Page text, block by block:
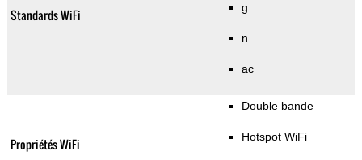
Standards WiFi g
n
ac
Propriétés WiFi
Double bande
Hotspot WiFi